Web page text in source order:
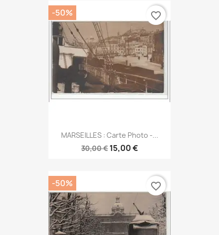
MARSEILLES : Carte Photo -...
30,00 € 15,00 €
-50% favorite_border
-50% favorite_border